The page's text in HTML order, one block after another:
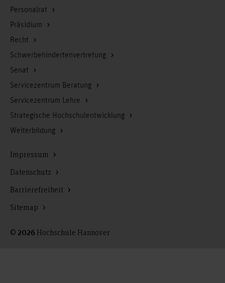
Personalrat
Präsidium
Recht
Schwerbehindertenvertretung
Senat
Servicezentrum Beratung
Servicezentrum Lehre
Strategische Hochschulentwicklung
Weiterbildung
© 2026 Hochschule Hannover
Impressum
Datenschutz
Barrierefreiheit
Sitemap